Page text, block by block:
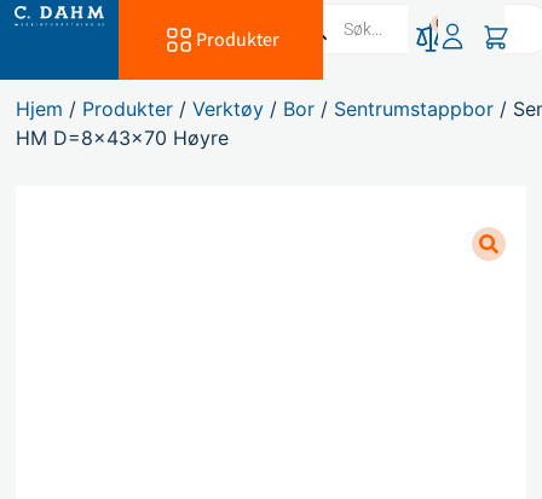
Produkter
0
Hjem / Produkter /Verktøy / Bor / Sentrumstappbor /
HM D=8x43x70 Høyre